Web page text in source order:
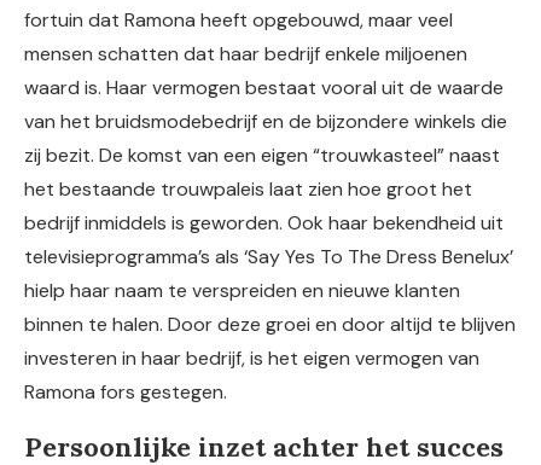
fortuin dat Ramona heeft opgebouwd, maar veel
mensen schatten dat haar bedrijf enkele miljoenen
waard is. Haar vermogen bestaat vooral uit de waarde
van het bruidsmodebedrijf en de bijzondere winkels die
zij bezit. De komst van een eigen “trouwkasteel” naast
het bestaande trouwpaleis laat zien hoe groot het
bedrijf inmiddels is geworden. Ook haar bekendheid uit
televisieprogramma’s als ‘Say Yes To The Dress Benelux’
hielp haar naam te verspreiden en nieuwe klanten
binnen te halen. Door deze groei en door altijd te blijven
investeren in haar bedrijf, is het eigen vermogen van
Ramona fors gestegen.
Persoonlijke inzet achter het succes